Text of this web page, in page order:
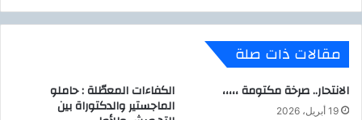
ي
ي
ش
ر
و
ر
مقالات ذات صلة
الانتحار.. صرخة مكتومة ،،،،،
19 أبريل، 2026
الكفاءات المعطّلة : حاملو
الماجستير والدكتوراة بين